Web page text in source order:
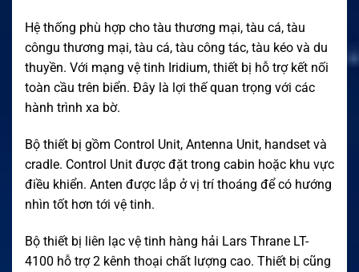
Hệ thống phù hợp cho tàu thương mại, tàu cá, tàu
côngu thương mại, tàu cá, tàu công tác, tàu kéo và du
thuyền. Với mạng vệ tinh Iridium, thiết bị hỗ trợ kết nối
toàn cầu trên biển. Đây là lợi thế quan trọng với các
hành trình xa bờ.
Bộ thiết bị gồm Control Unit, Antenna Unit, handset và
cradle. Control Unit được đặt trong cabin hoặc khu vực
điều khiển. Anten được lắp ở vị trí thoáng để có hướng
nhìn tốt hơn tới vệ tinh.
Bộ thiết bị liên lạc vệ tinh hàng hải Lars Thrane LT-
4100 hỗ trợ 2 kênh thoại chất lượng cao. Thiết bị cũng